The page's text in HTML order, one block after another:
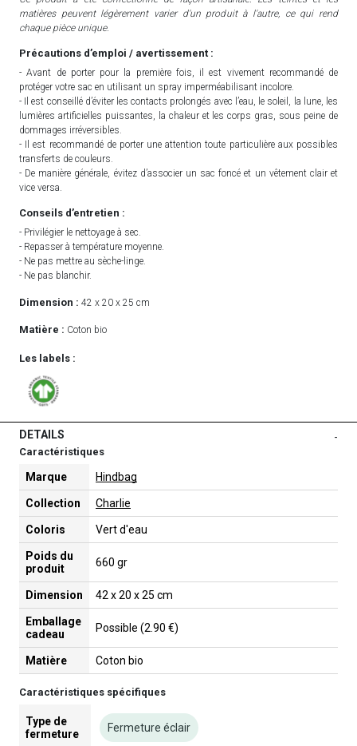
matières peuvent légèrement varier d'un produit à l'autre, ce qui rend
chaque pièce unique.
Précautions d’emploi / avertissement :
- Avant de porter pour la première fois, il est vivement recommandé de
protéger votre sac en utilisant un spray imperméabilisant incolore.
- Il est conseillé d’éviter les contacts prolongés avec l’eau, le soleil, la lune, les
lumières artificielles puissantes, la chaleur et les corps gras, sous peine de
dommages irréversibles.
- Il est recommandé de porter une attention toute particulière aux possibles
transferts de couleurs.
- De manière générale, évitez d’associer un sac foncé et un vêtement clair et
vice versa.
Conseils d’entretien :
- Privilégier le nettoyage à sec.
- Repasser à température moyenne.
- Ne pas mettre au sèche-linge.
- Ne pas blanchir.
Dimension : 42 x 20 x 25 cm
Matière : Coton bio
Les labels :
DETAILS -
Caractéristiques
Marque Hindbag
Collection Charlie
Coloris Vert d'eau
Poids du
produit
660 gr
Dimension 42 x 20 x 25 cm
Emballage
cadeau
Possible (2.90 €)
Matière Coton bio
Caractéristiques spécifiques
Type de
fermeture
Fermeture éclair